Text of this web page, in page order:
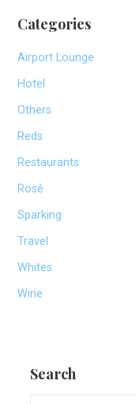
Categories
Airport Lounge
Hotel
Others
Reds
Restaurants
Rosé
Sparking
Travel
Whites
Wine
Search